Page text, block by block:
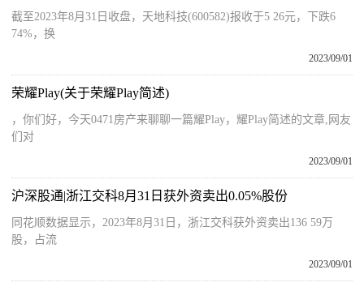
截至2023年8月31日收盘，天地科技(600582)报收于5 26元，下跌6
74%，换
2023/09/01
荣耀Play(关于荣耀Play简述)
，你们好，今天0471房产来聊聊一篇耀Play，耀Play简述的文章,网友
们对
2023/09/01
沪深股通|浙江交科8月31日获外资卖出0.05%股份
同花顺数据显示，2023年8月31日，浙江交科获外资卖出136 59万
股，占流
2023/09/01